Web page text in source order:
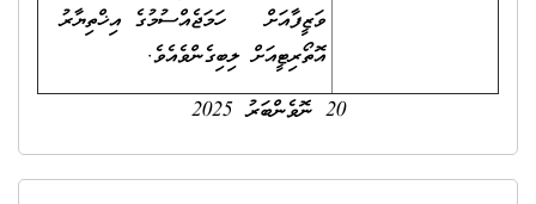
ވަޒީފާއަށް ހަމަޖެއްސުމުގެ އިޚްތިޔާރު
އޮތޯރިޓީއަށް ލިބިގެންވެއެވެ.
20 ނޮވެންބަރު 2025